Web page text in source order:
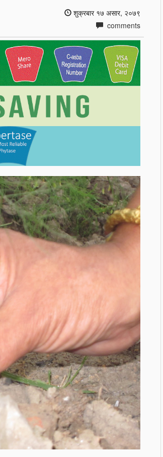
शुक्रबार १७ असार, २०७९
comments